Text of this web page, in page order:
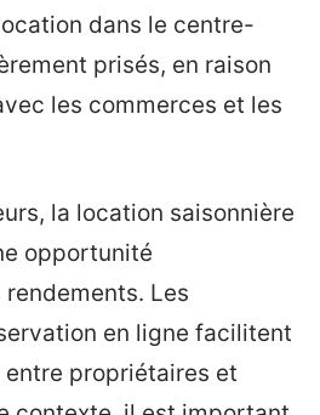
dans le centre-
prisés, en raison
les commerces et les
la location saisonnière
opportunité
rendements. Les
en ligne facilitent
propriétaires et